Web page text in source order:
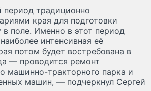
традиционно
края для подготовки
в поле. Именно в этот период
интенсивная её
потом будет востребована в
— проводится ремонт
машинно-тракторного парка и
машин, — подчеркнул Сергей